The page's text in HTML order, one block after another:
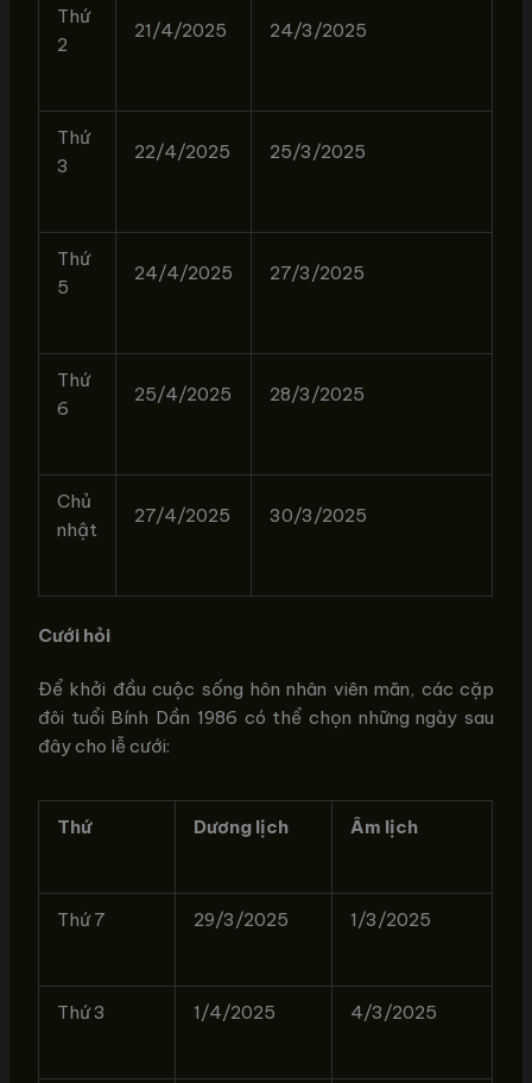
Thứ
2
21/4/2025 24/3/2025
Thứ
3
22/4/2025 25/3/2025
Thứ
5
24/4/2025 27/3/2025
Thứ
6
25/4/2025 28/3/2025
Chủ
nhật
27/4/2025 30/3/2025
Cưới hỏi
Để khởi đầu cuộc sống hôn nhân viên mãn, các cặp
đôi tuổi Bính Dần 1986 có thể chọn những ngày sau
đây cho lễ cưới:
Thứ Dương lịch Âm lịch
Thứ 7 29/3/2025 1/3/2025
Thứ 3 1/4/2025 4/3/2025